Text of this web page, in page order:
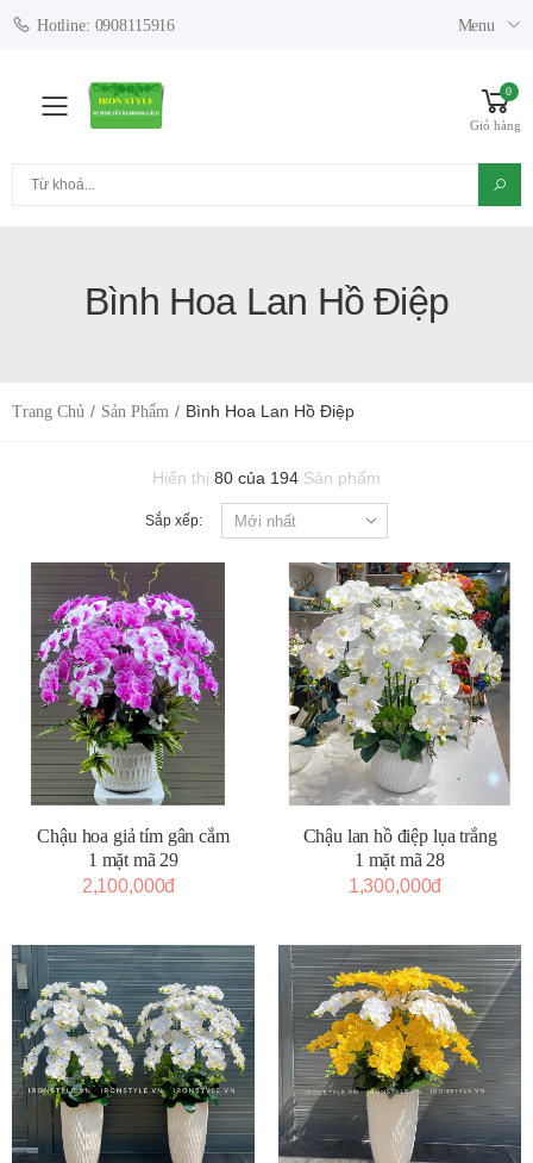
Hotline: 0908115916 Menu
Toggle mobile menu
0
Giỏ hàng
Bình Hoa Lan Hồ Điệp
Trang Chủ Sản Phẩm Bình Hoa Lan Hồ Điệp
Hiển thị 80 của 194 Sản phẩm
Sắp xếp:
Chậu hoa giả tím gân cắm
1 mặt mã 29
2,100,000đ
Chậu lan hồ điệp lụa trắng
1 mặt mã 28
1,300,000đ